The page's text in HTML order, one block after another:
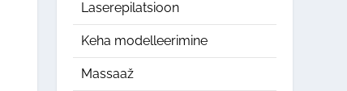
Laserepilatsioon
Keha modelleerimine
Massaaž